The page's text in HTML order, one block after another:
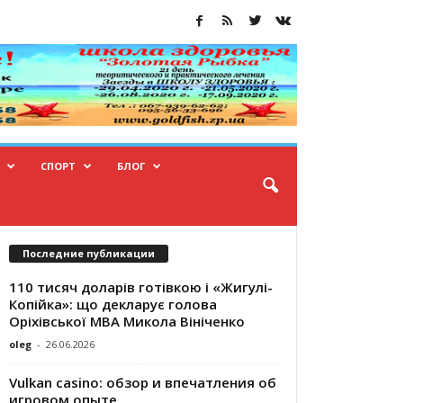
СПОРТ БЛОГ
Последние публикации
110 тисяч доларів готівкою і «Жигулі-
Копійка»: що декларує голова
Оріхівської МВА Микола Вініченко
oleg - 26.06.2026
Vulkan casino: обзор и впечатления об
игровом опыте